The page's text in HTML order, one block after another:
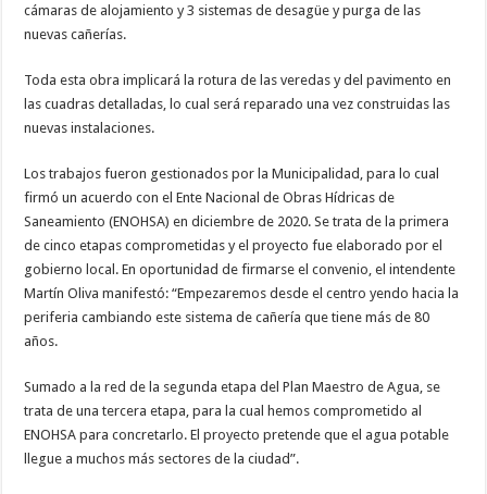
cámaras de alojamiento y 3 sistemas de desagüe y purga de las
nuevas cañerías.
Toda esta obra implicará la rotura de las veredas y del pavimento en
las cuadras detalladas, lo cual será reparado una vez construidas las
nuevas instalaciones.
Los trabajos fueron gestionados por la Municipalidad, para lo cual
firmó un acuerdo con el Ente Nacional de Obras Hídricas de
Saneamiento (ENOHSA) en diciembre de 2020. Se trata de la primera
de cinco etapas comprometidas y el proyecto fue elaborado por el
gobierno local. En oportunidad de firmarse el convenio, el intendente
Martín Oliva manifestó: “Empezaremos desde el centro yendo hacia la
periferia cambiando este sistema de cañería que tiene más de 80
años.
Sumado a la red de la segunda etapa del Plan Maestro de Agua, se
trata de una tercera etapa, para la cual hemos comprometido al
ENOHSA para concretarlo. El proyecto pretende que el agua potable
llegue a muchos más sectores de la ciudad”.